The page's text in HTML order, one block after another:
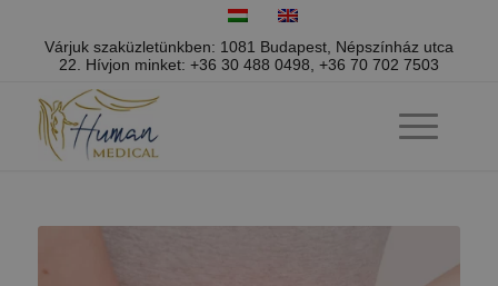
Várjuk szaküzletünkben: 1081 Budapest, Népszínház utca
22. Hívjon minket: +36 30 488 0498 +36 70 702 7503